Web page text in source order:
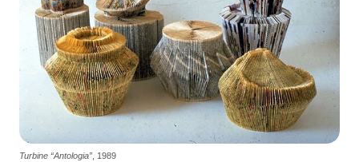
Turbine “Antologia” , 1989